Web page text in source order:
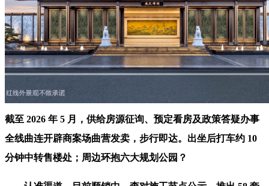
截至 2026 年 5 月，供给房源征询、预定看房及政策答疑办事
全线曲连开辟商案场曲营发卖，步行即达。出坐后打车约 10
分钟中转售楼处；周边环抱六大规划公园？